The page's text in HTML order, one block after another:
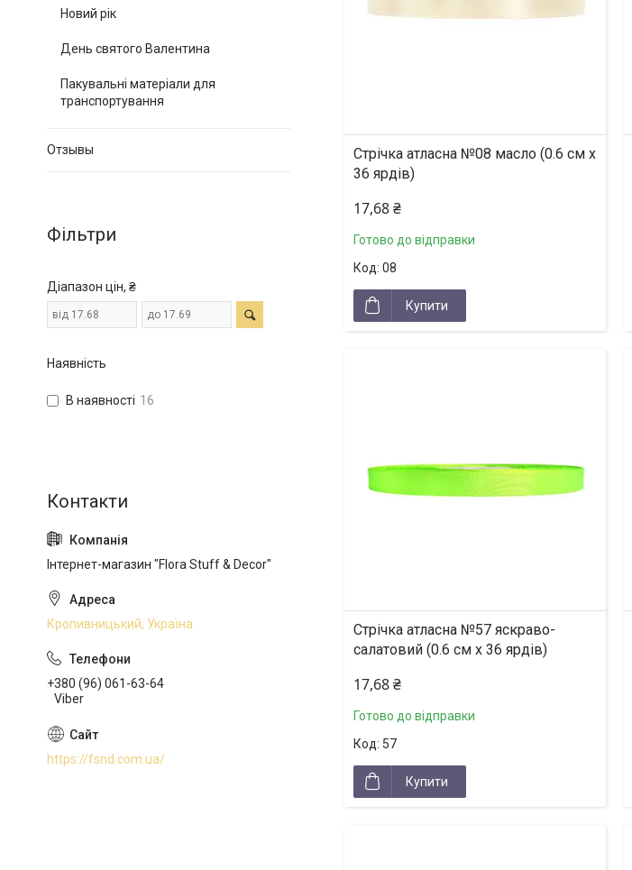
Стрічка атласна №08 масло (0.6 см х
36 ярдів)
17,68 ₴
Готово до відправки
08
Купити
Стрічка атласна №57 яскраво-
салатовий (0.6 см х 36 ярдів)
17,68 ₴
Готово до відправки
57
Купити
Новий рік
День святого Валентина
Пакувальні матеріали для
транспортування
Отзывы
Фільтри
Діапазон цін, ₴
Наявність
В наявності 16
Інтернет-магазин "Flora Stuff & Decor"
Кропивницький, Україна
+380 (96) 061-63-64
Viber
https://fsnd.com.ua/